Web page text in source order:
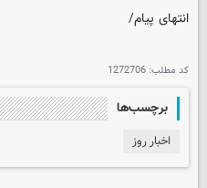
انتهای پیام/
کد مطلب: 1272706
برچسب‌ها
اخبار روز